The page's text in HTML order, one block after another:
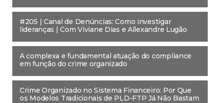
#205 | Canal de Denúncias: Como investigar
lideranças | Com Viviane Dias e Allexandre Lugão
A complexa e fundamental atuação do compliance
em função do crime organizado
Crime Organizado no Sistema Financeiro: Por Que
os Modelos Tradicionais de PLD-FTP Já Não Bastam